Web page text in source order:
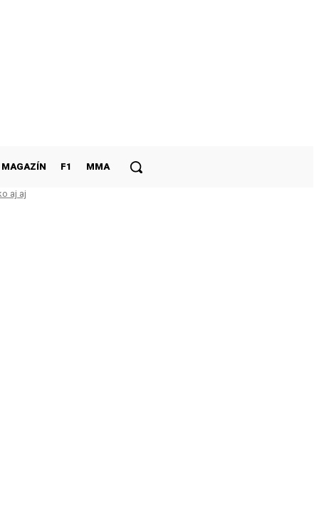
MAGAZÍN F1 MMA
aj aj